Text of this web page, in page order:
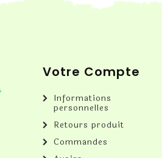
Votre Compte
Informations
personnelles
Retours produit
Commandes